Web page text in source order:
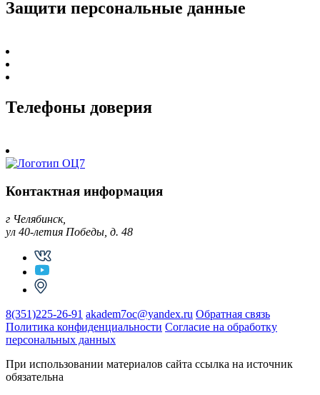
Защити персональные данные
Телефоны доверия
Контактная информация
г Челябинск,
ул 40-летия Победы, д. 48
8(351)225-26-91 akadem7oc@yandex.ru Обратная связь
Политика конфиденциальности Согласие на обработку
персональных данных
При использовании материалов сайта ссылка на источник
обязательна